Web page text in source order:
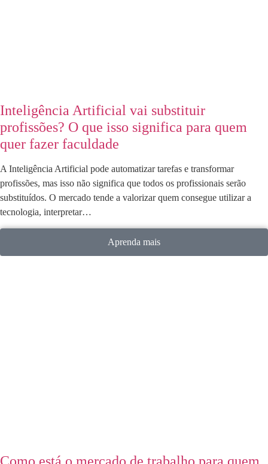
Inteligência Artificial vai substituir
profissões? O que isso significa para quem
quer fazer faculdade
A Inteligência Artificial pode automatizar tarefas e transformar
profissões, mas isso não significa que todos os profissionais serão
substituídos. O mercado tende a valorizar quem consegue utilizar a
tecnologia, interpretar…
Aprenda mais